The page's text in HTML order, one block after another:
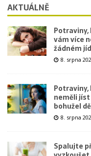
AKTUÁLNĚ
Potraviny,
vám více
žádném
8. srpna
neměli
bohužel
8. srpna
Spalujte